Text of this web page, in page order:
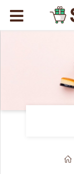
content